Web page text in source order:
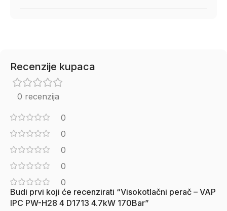
Recenzije kupaca
0 recenzija
0
0
0
0
0
Budi prvi koji će recenzirati “Visokotlačni perač – VAP
IPC PW-H28 4 D1713 4.7kW 170Bar”